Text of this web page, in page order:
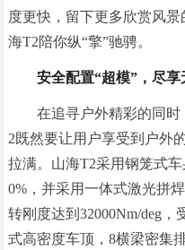
度更快，留下更多欣赏风
海T2陪你纵“擎”驰骋。
安全配置“超模”，尽享
在追寻户外精彩的同
2既然要让用户享受到户外
拉满。山海T2采用钢笼式
0%，并采用一体式激光拼
转刚度达到32000Nm/deg
式高密度车顶，8横梁密集